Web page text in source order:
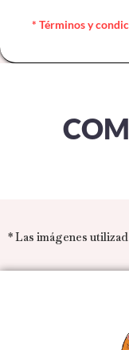
* Términos y
* Las imágenes